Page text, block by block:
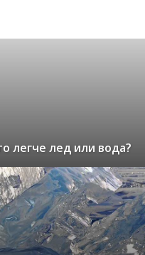
легче лед или вода?